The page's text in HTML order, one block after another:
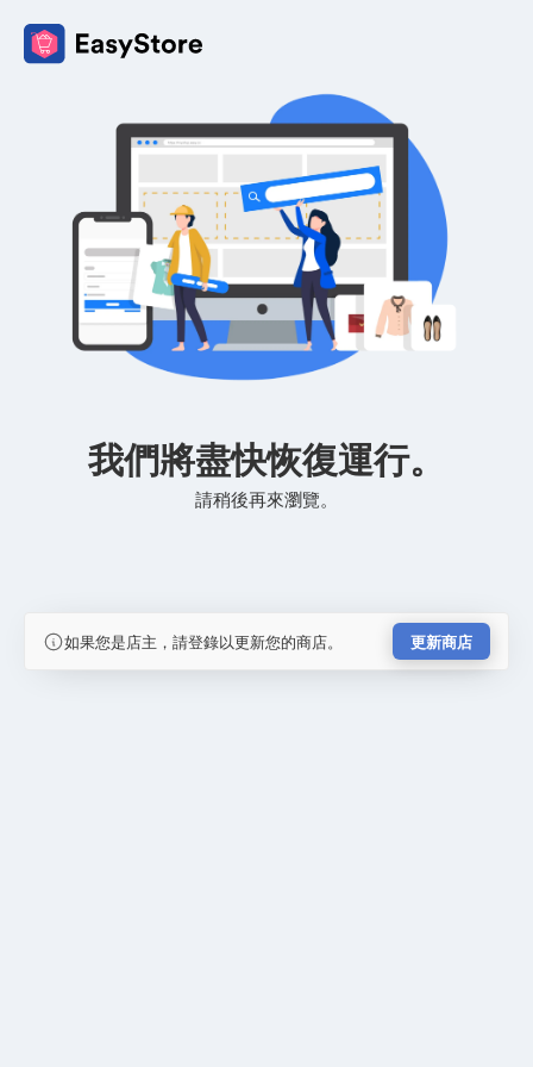
我們將盡快恢復運行。
請稍後再來瀏覽。
如果您是店主，請登錄以更新您的商店。 更新商店